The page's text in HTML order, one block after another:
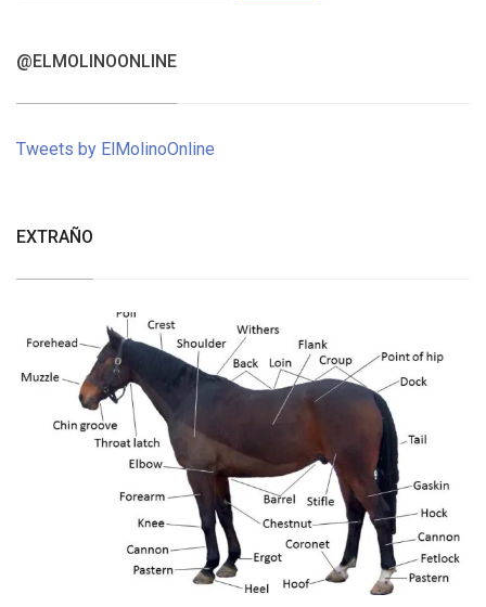
@ELMOLINOONLINE
Tweets by ElMolinoOnline
EXTRAÑO